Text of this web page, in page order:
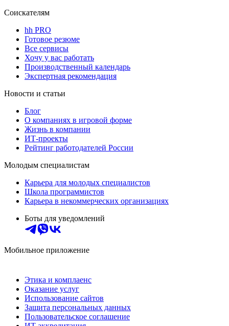
Соискателям
hh PRO
Готовое резюме
Все сервисы
Хочу у вас работать
Производственный календарь
Экспертная рекомендация
Новости и статьи
Блог
О компаниях в игровой форме
Жизнь в компании
ИТ-проекты
Рейтинг работодателей России
Молодым специалистам
Карьера для молодых специалистов
Школа программистов
Карьера в некоммерческих организациях
Боты для уведомлений
Мобильное приложение
Этика и комплаенс
Оказание услуг
Использование сайтов
Защита персональных данных
Пользовательское соглашение